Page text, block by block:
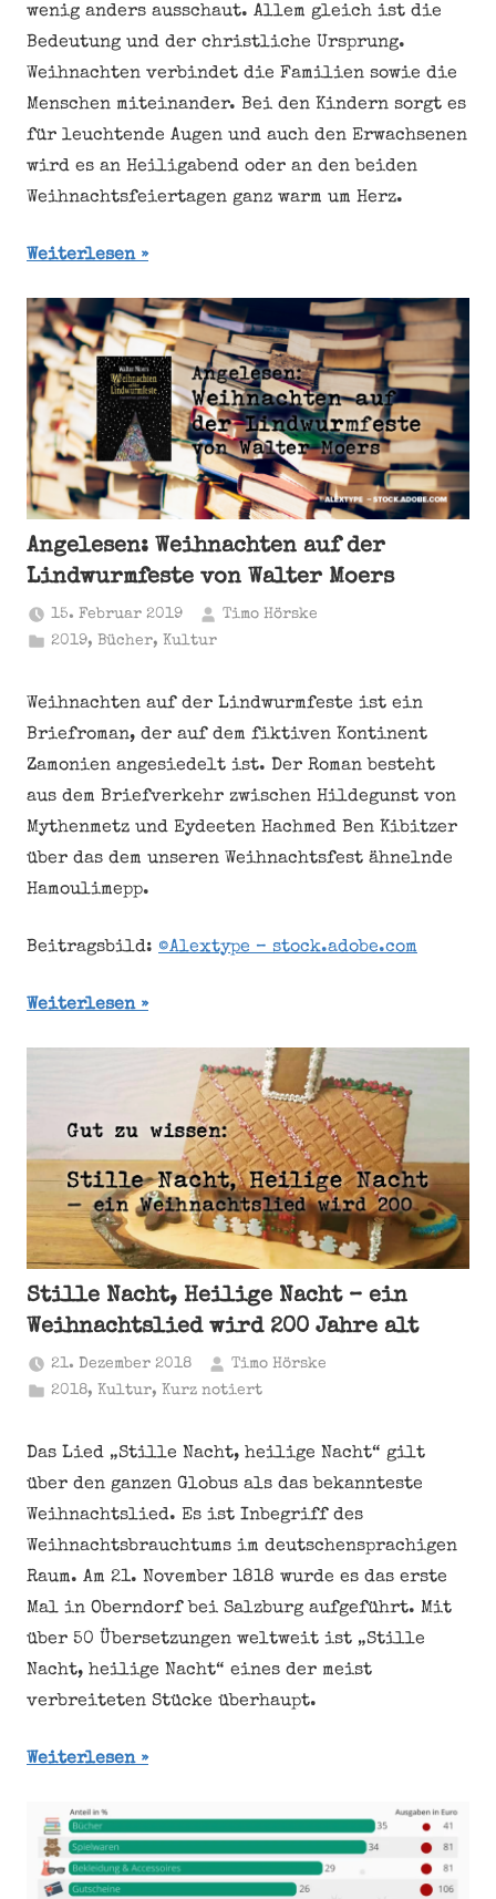
wenig anders ausschaut. Allem gleich ist die
Bedeutung und der christliche Ursprung.
Weihnachten verbindet die Familien sowie die
Menschen miteinander. Bei den Kindern sorgt es
für leuchtende Augen und auch den Erwachsenen
wird es an Heiligabend oder an den beiden
Weihnachtsfeiertagen ganz warm um Herz.
Weiterlesen
Angelesen: Weihnachten auf der
Lindwurmfeste von Walter Moers
15. Februar 2019
Timo Hörske
2019, Bücher, Kultur
Weihnachten auf der Lindwurmfeste ist ein
Briefroman, der auf dem fiktiven Kontinent
Zamonien angesiedelt ist. Der Roman besteht
aus dem Briefverkehr zwischen Hildegunst von
Mythenmetz und Eydeeten Hachmed Ben Kibitzer
über das dem unseren Weihnachtsfest ähnelnde
Hamoulimepp.
Beitragsbild: ©Alextype – stock.adobe.com
Weiterlesen
Stille Nacht, Heilige Nacht – ein
Weihnachtslied wird 200 Jahre alt
21. Dezember 2018
Timo Hörske
2018, Kultur, Kurz notiert
Das Lied „Stille Nacht, heilige Nacht“ gilt
über den ganzen Globus als das bekannteste
Weihnachtslied. Es ist Inbegriff des
Weihnachtsbrauchtums im deutschensprachigen
Raum. Am 21. November 1818 wurde es das erste
Mal in Oberndorf bei Salzburg aufgeführt. Mit
über 50 Übersetzungen weltweit ist „Stille
Nacht, heilige Nacht“ eines der meist
verbreiteten Stücke überhaupt.
Weiterlesen